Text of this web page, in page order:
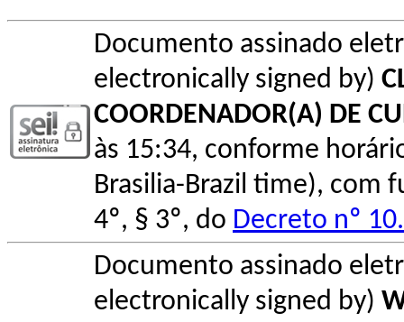
Documento assinado
electronically signed by)
COORDENADOR(A) DE
às 15:34, conforme
Brasilia-Brazil time), com
4º, § 3º, do Decreto nº
Documento assinado
electronically signed by)